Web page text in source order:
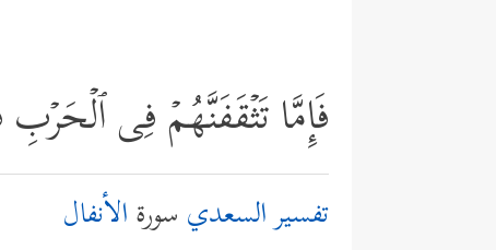
فَإِمَّا تَثۡقَفَنَّهُمۡ فِی
تفسير السعدي سورةالأنفال